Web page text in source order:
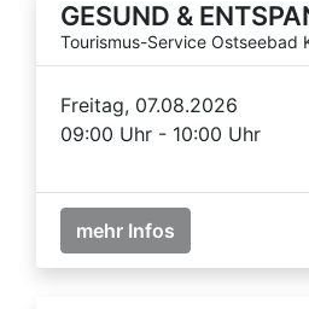
GESUND &
Tourismus-Service Ostseebad
Freitag, 07.08.2026
09:00 Uhr - 10:00 Uhr
mehr Infos